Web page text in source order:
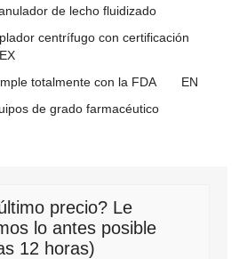
de lecho fluidizado
centrífugo con certificación
totalmente con la FDA
EN
de grado farmacéutico
precio? Le
lo antes posible
12 horas)